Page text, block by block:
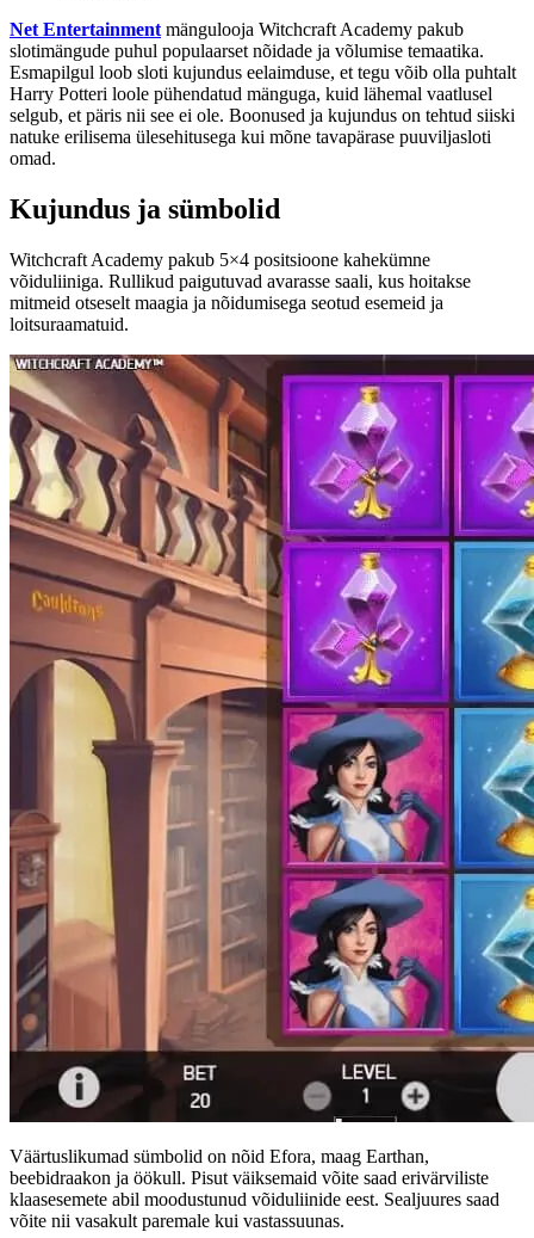
Net Entertainment mängulooja Witchcraft Academy pakub
slotimängude puhul populaarset nõidade ja võlumise temaatika.
Esmapilgul loob sloti kujundus eelaimduse, et tegu võib olla puhtalt
Harry Potteri loole pühendatud mänguga, kuid lähemal vaatlusel
selgub, et päris nii see ei ole. Boonused ja kujundus on tehtud siiski
natuke erilisema ülesehitusega kui mõne tavapärase puuviljasloti
omad.
Kujundus ja sümbolid
Witchcraft Academy pakub 5×4 positsioone kahekümne
võiduliiniga. Rullikud paigutuvad avarasse saali, kus hoitakse
mitmeid otseselt maagia ja nõidumisega seotud esemeid ja
loitsuraamatuid.
Väärtuslikumad sümbolid on nõid Efora, maag Earthan,
beebidraakon ja öökull. Pisut väiksemaid võite saad erivärviliste
klaasesemete abil moodustunud võiduliinide eest. Sealjuures saad
võite nii vasakult paremale kui vastassuunas.